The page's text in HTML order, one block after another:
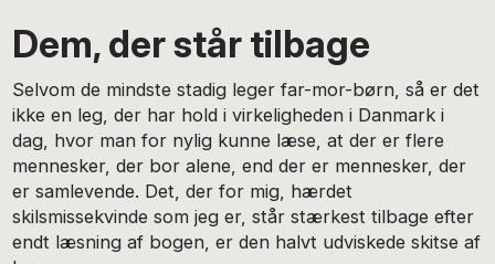
Dem, der står tilbage
Selvom de mindste stadig leger far-mor-børn, så er det
ikke en leg, der har hold i virkeligheden i Danmark i
dag, hvor man for nylig kunne læse, at der er flere
mennesker, der bor alene, end der er mennesker, der
er samlevende. Det, der for mig, hærdet
skilsmissekvinde som jeg er, står stærkest tilbage efter
endt læsning af bogen, er den halvt udviskede skitse af